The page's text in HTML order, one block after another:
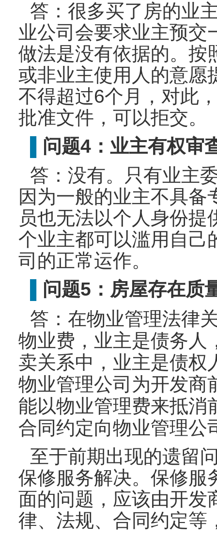
答：很多买了房的业
业公司会要求业主预交
做法是没有依据的。按
或非业主使用人的意愿
不得超过6个月，对此
批准文件，可以拒交。
问题4：业主有权审
答：没有。只有业主
因为一般的业主不具
员也无法以个人身份
个业主都可以滥用自己
司的正常运作。
问题5：房屋存在质
答：在物业管理法律
物业费，业主是债务人
卖关系中，业主是债权
物业管理公司为开发商
能以物业管理费来抵消
合同约定向物业管理公
至于前期出现的遗留
保修服务解决。保修服
面的问题，应该由开发
律、法规、合同约定等